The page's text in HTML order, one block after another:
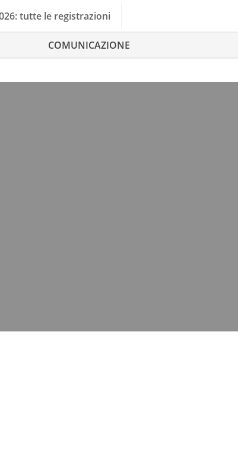
tutte le registrazioni
COMUNICAZIONE